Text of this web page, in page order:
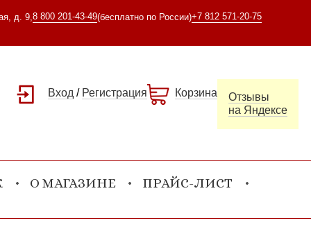
д. 9, 8 800 201-43-49(бесплатно по России)+7 812 571-20-75
Вход / Регистрация Корзина
Отзывы
на Яндексе
О МАГАЗИНЕ ПРАЙС-ЛИСТ